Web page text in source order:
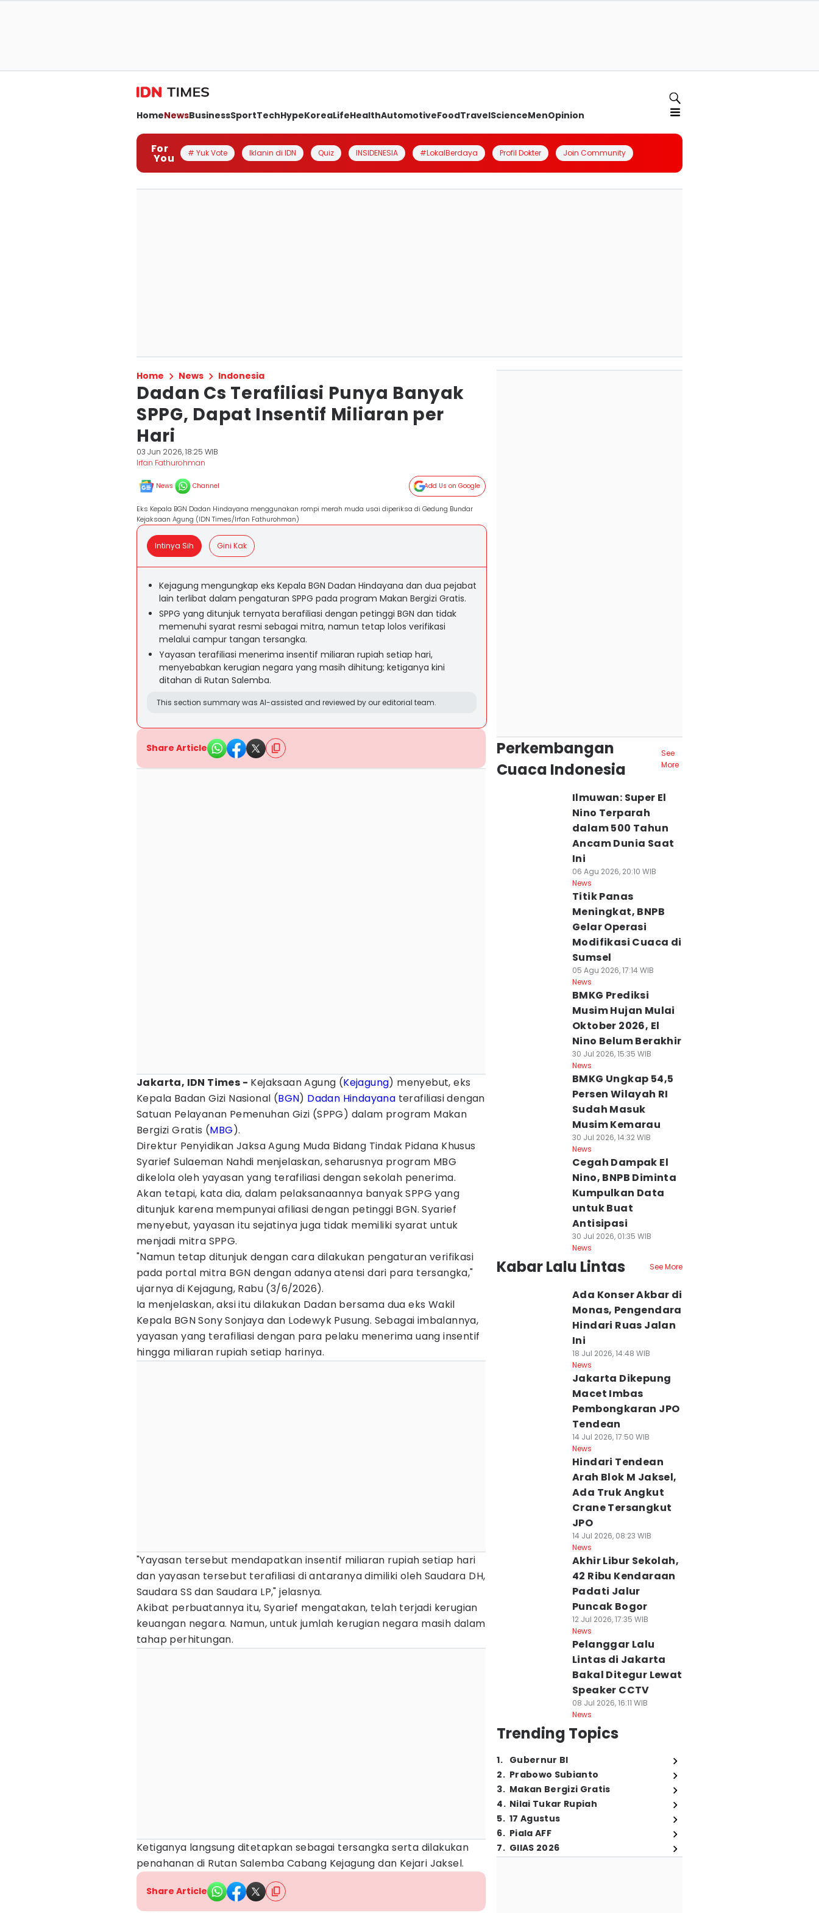
HomeNewsBusinessSportTechHypeKoreaLifeHealthAutomotiveFoodTravelScienceMenOpinion
For
You # Yuk Vote Iklanin di IDN Quiz INSIDENESIA #LokalBerdaya Profil Dokter Join Community
Home News Indonesia
Dadan Cs Terafiliasi Punya Banyak
SPPG, Dapat Insentif Miliaran per
Hari
03 Jun 2026, 18:25 WIB
Irfan Fathurohman
News Channel Add Us on Google
Eks Kepala BGN Dadan Hindayana menggunakan rompi merah muda usai diperiksa di Gedung Bundar
Kejaksaan Agung (IDN Times/Irfan Fathurohman)
Intinya Sih Gini Kak
Kejagung mengungkap eks Kepala BGN Dadan Hindayana dan dua pejabat
lain terlibat dalam pengaturan SPPG pada program Makan Bergizi Gratis.
SPPG yang ditunjuk ternyata berafiliasi dengan petinggi BGN dan tidak
memenuhi syarat resmi sebagai mitra, namun tetap lolos verifikasi
melalui campur tangan tersangka.
Yayasan terafiliasi menerima insentif miliaran rupiah setiap hari,
menyebabkan kerugian negara yang masih dihitung; ketiganya kini
ditahan di Rutan Salemba.
This section summary was AI-assisted and reviewed by our editorial team.
Share Article
Jakarta, IDN Times - Kejaksaan Agung (Kejagung) menyebut, eks
Kepala Badan Gizi Nasional (BGN) Dadan Hindayana terafiliasi dengan
Satuan Pelayanan Pemenuhan Gizi (SPPG) dalam program Makan
Bergizi Gratis (MBG).
Direktur Penyidikan Jaksa Agung Muda Bidang Tindak Pidana Khusus
Syarief Sulaeman Nahdi menjelaskan, seharusnya program MBG
dikelola oleh yayasan yang terafiliasi dengan sekolah penerima.
Akan tetapi, kata dia, dalam pelaksanaannya banyak SPPG yang
ditunjuk karena mempunyai afiliasi dengan petinggi BGN. Syarief
menyebut, yayasan itu sejatinya juga tidak memiliki syarat untuk
menjadi mitra SPPG.
"Namun tetap ditunjuk dengan cara dilakukan pengaturan verifikasi
pada portal mitra BGN dengan adanya atensi dari para tersangka,"
ujarnya di Kejagung, Rabu (3/6/2026).
Ia menjelaskan, aksi itu dilakukan Dadan bersama dua eks Wakil
Kepala BGN Sony Sonjaya dan Lodewyk Pusung. Sebagai imbalannya,
yayasan yang terafiliasi dengan para pelaku menerima uang insentif
hingga miliaran rupiah setiap harinya.
"Yayasan tersebut mendapatkan insentif miliaran rupiah setiap hari
dan yayasan tersebut terafiliasi di antaranya dimiliki oleh Saudara DH,
Saudara SS dan Saudara LP," jelasnya.
Akibat perbuatannya itu, Syarief mengatakan, telah terjadi kerugian
keuangan negara. Namun, untuk jumlah kerugian negara masih dalam
tahap perhitungan.
Ketiganya langsung ditetapkan sebagai tersangka serta dilakukan
penahanan di Rutan Salemba Cabang Kejagung dan Kejari Jaksel.
Share Article
Perkembangan
Cuaca Indonesia
See
More
Ilmuwan: Super El
Nino Terparah
dalam 500 Tahun
Ancam Dunia Saat
Ini
06 Agu 2026, 20:10 WIB
News
Titik Panas
Meningkat, BNPB
Gelar Operasi
Modifikasi Cuaca di
Sumsel
05 Agu 2026, 17:14 WIB
News
BMKG Prediksi
Musim Hujan Mulai
Oktober 2026, El
Nino Belum Berakhir
30 Jul 2026, 15:35 WIB
News
BMKG Ungkap 54,5
Persen Wilayah RI
Sudah Masuk
Musim Kemarau
30 Jul 2026, 14:32 WIB
News
Cegah Dampak El
Nino, BNPB Diminta
Kumpulkan Data
untuk Buat
Antisipasi
30 Jul 2026, 01:35 WIB
News
Kabar Lalu Lintas See More
Ada Konser Akbar di
Monas, Pengendara
Hindari Ruas Jalan
Ini
18 Jul 2026, 14:48 WIB
News
Jakarta Dikepung
Macet Imbas
Pembongkaran JPO
Tendean
14 Jul 2026, 17:50 WIB
News
Hindari Tendean
Arah Blok M Jaksel,
Ada Truk Angkut
Crane Tersangkut
JPO
14 Jul 2026, 08:23 WIB
News
Akhir Libur Sekolah,
42 Ribu Kendaraan
Padati Jalur
Puncak Bogor
12 Jul 2026, 17:35 WIB
News
Pelanggar Lalu
Lintas di Jakarta
Bakal Ditegur Lewat
Speaker CCTV
08 Jul 2026, 16:11 WIB
News
Trending Topics
1. Gubernur BI
2. Prabowo Subianto
3. Makan Bergizi Gratis
4. Nilai Tukar Rupiah
5. 17 Agustus
6. Piala AFF
7. GIIAS 2026